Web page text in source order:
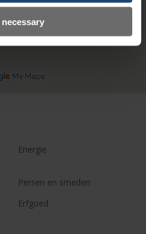
Energie
Persen en smeden
Erfgoed